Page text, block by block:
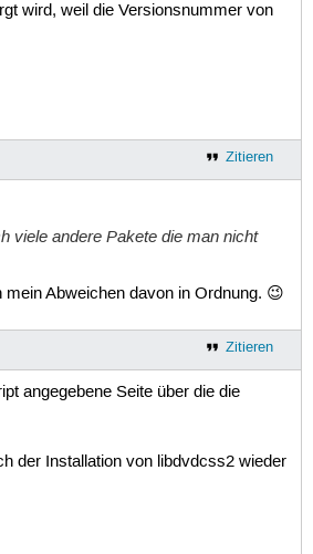
wird, weil die Versionsnummer von
Zitieren
viele andere Pakete die man nicht
Abweichen davon in Ordnung. 😉
Zitieren
angegebene Seite über die die
der Installation von libdvdcss2 wieder